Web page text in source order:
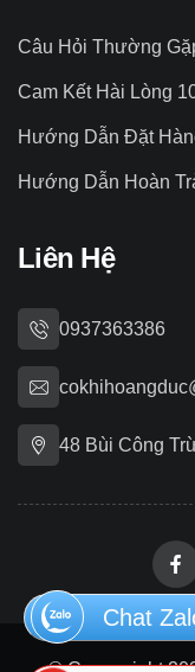
Câu Hỏi Thường
Cam Kết Hài Lòng
Hướng Dẫn Đặt
Hướng Dẫn Hoàn
Liên Hệ
0937363386
48 Bùi Công
Chat